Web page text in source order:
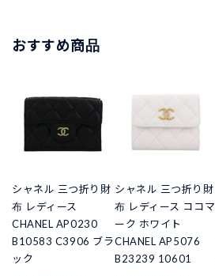
おすすめ商品
シャネル 三つ折り財
布 レディース
CHANEL AP0230
B10583 C3906 ブラ
ック
シャネル 三つ折り財
布 レディース ココマ
ーク ホワイト
CHANEL AP5076
B23239 10601